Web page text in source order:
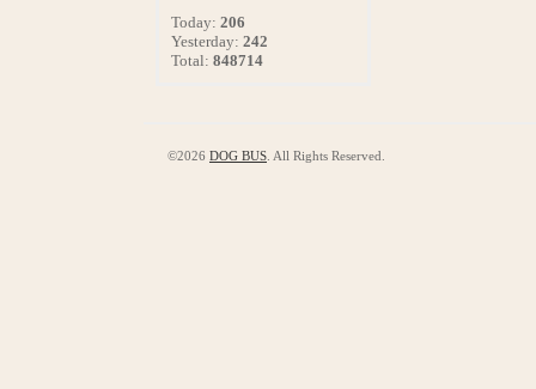
Today: 206
Yesterday: 242
Total: 848714
©2026 DOG BUS . All Rights Reserved.